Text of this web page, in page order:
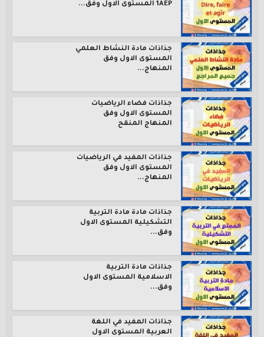
1AEP المستوى الاول وفق...
جذاذات مادة النشاط العلمي
المستوى الاول وفق
المنهاج...
جذاذات فضاء الرياضيات
المستوى الاول وفق
المنهاج المنقح
جذاذات المفيد في الرياضيات
المستوى الاول وفق
المنهاج...
جذاذات مادة مادة التربية
التشكيلية المستوى الاول
وفق...
جذاذات مادة التربية
الاسلامية المستوى الاول
وفق...
جذاذات المفيد في اللغة
العربية المستوى الاول